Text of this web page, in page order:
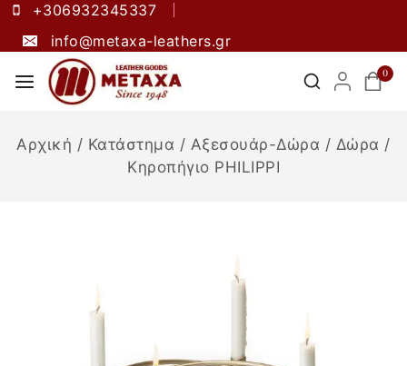
+306932345337
info@metaxa-leathers.gr
0
Αρχική / Κατάστημα / Αξεσουάρ-Δώρα / Δώρα /
Κηροπήγιο PHILIPPI